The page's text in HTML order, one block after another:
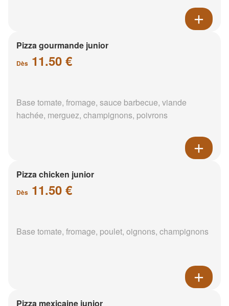
Pizza gourmande junior
Dès 11.50 €
Base tomate, fromage, sauce barbecue, viande
hachée, merguez, champignons, poivrons
Pizza chicken junior
Dès 11.50 €
Base tomate, fromage, poulet, oignons, champignons
Pizza mexicaine junior